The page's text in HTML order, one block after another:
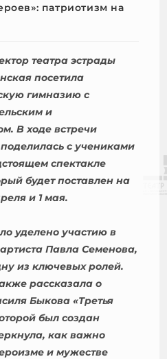
патриотизм на
театра эстрады
посетила
гимназию с
и
В ходе встречи
с учениками
спектакле
будет поставлен на
и 1 мая.
уделено участию в
Павла Семенова,
из ключевых ролей.
рассказала о
Быкова«Третья
был создан
как важно
и мужестве